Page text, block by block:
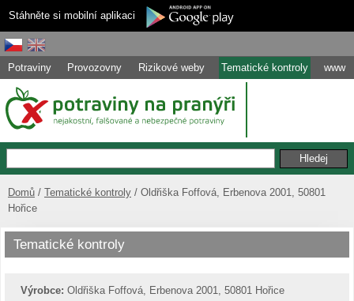
Stáhněte si mobilní aplikaci
Potraviny Provozovny Rizikové weby Tematické kontroly www
Domů Tematické kontroly
Oldřiška Foffová, Erbenova 2001, 50801
Hořice
Tematické kontroly
Výrobce: Oldřiška Foffová, Erbenova 2001, 50801 Hořice